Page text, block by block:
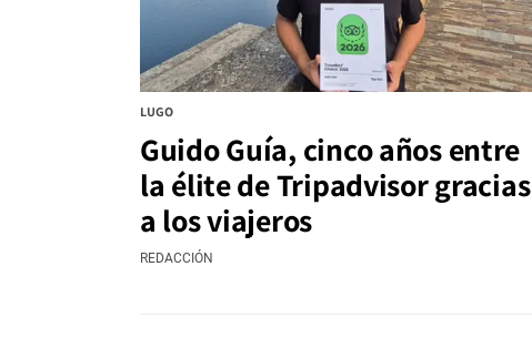
LUGO
Guido Guía, cinco años entre
la élite de Tripadvisor gracias
a los viajeros
REDACCIÓN